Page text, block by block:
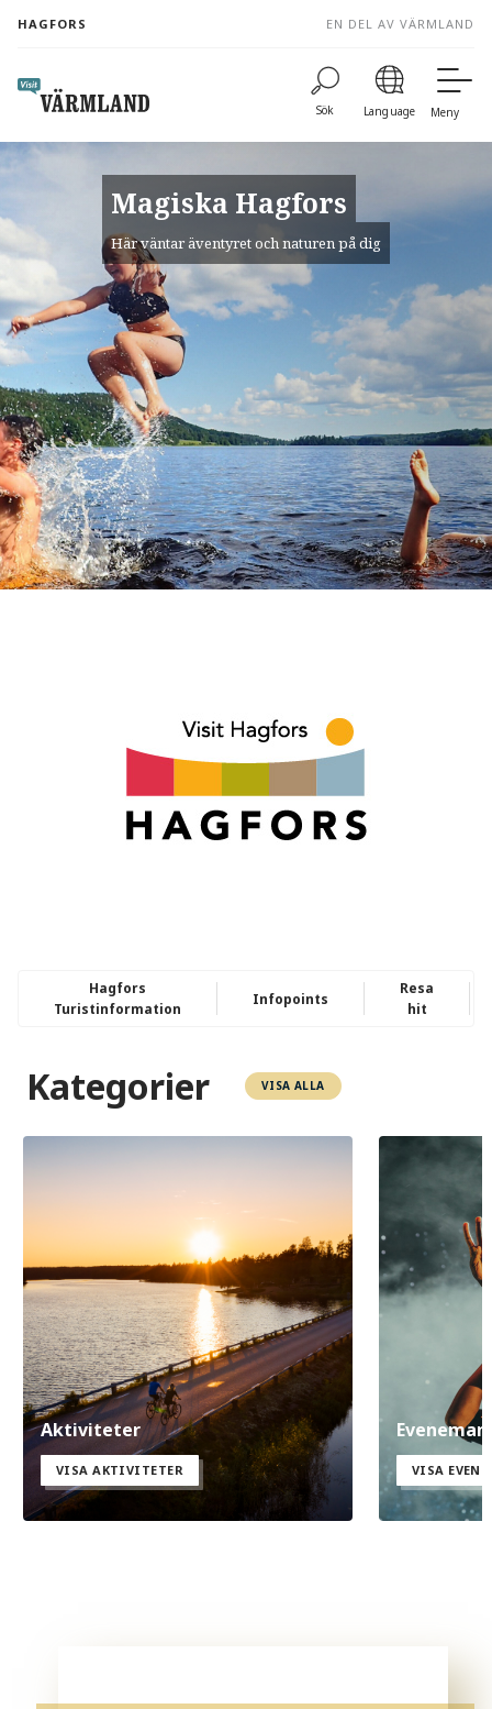
content
HAGFORS EN DEL AV VÄRMLAND
Sök Language Meny
Magiska Hagfors
Här väntar äventyret och naturen på dig
Hagfors
Turistinformation
Infopoints
Resa
hit
Kategorier VISA ALLA
Aktiviteter
VISA AKTIVITETER VISA